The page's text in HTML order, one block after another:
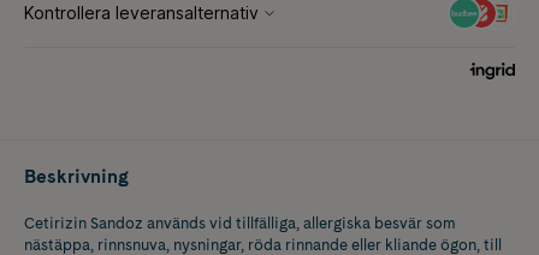
Beskrivning
Cetirizin Sandoz används vid tillfälliga, allergiska besvär som
nästäppa, rinnsnuva, nysningar, röda rinnande eller kliande ögon, till